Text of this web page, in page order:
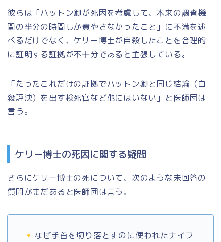
彼らは「ハットン卿が死因を考慮して、本来の調査機
関の半分の時間しか費やさなかったこと」に不満を述
べるだけでなく、ケリー博士が自殺したことを合理的
に証明する証拠が不十分であると主張している。
「たったこれだけの証拠でハットン卿と同じ結論（自
殺評決）を出す検死官など他にはいない」と医師団は
言う。
ケリー博士の死因に関する疑問
さらにケリー博士の死について、次のような未回答の
質問がまだあると医師団は言う。
なぜ手首を切り落とすのに使われたナイフ